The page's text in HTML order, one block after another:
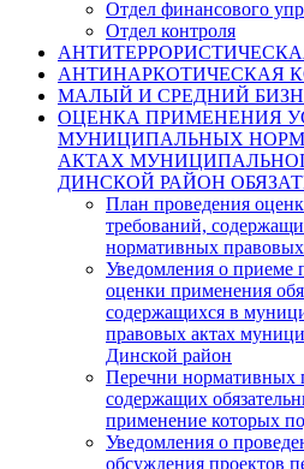
Отдел финансового
Отдел контроля
АНТИНАРКОТИЧЕСКАЯ
МАЛЫЙ И СРЕДНИЙ
ОЦЕНКА ПРИМЕНЕНИЯ
МУНИЦИПАЛЬНЫХ
АКТАХ
ДИНСКОЙ РАЙОН
План проведения
требований,
нормативных правовых
Уведомления о приеме
оценки применения
содержащихся в
правовых актах
Динской район
Перечни нормативных
содержащих
применение которых
Уведомления о
обсуждения проектов